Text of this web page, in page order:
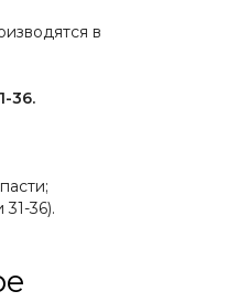
в
36.
36).